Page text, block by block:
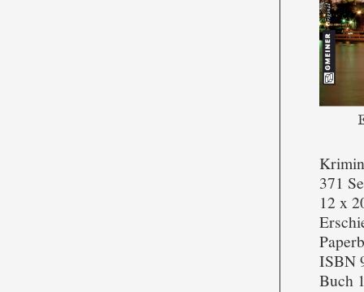
371
12 x
ISBN
Buch